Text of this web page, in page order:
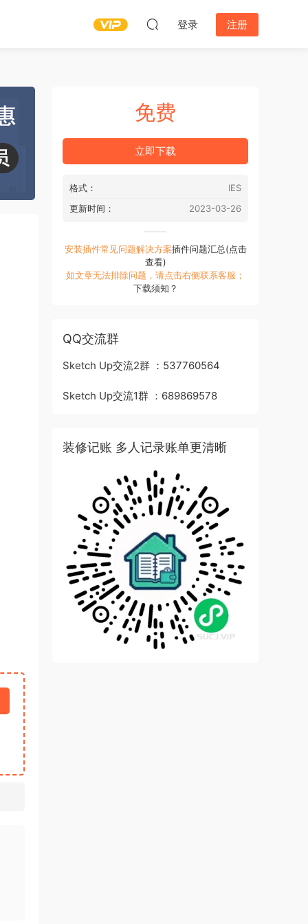
登录 注册
免费
立即下载
格式：
IES
更新时间：
2023-03-26
安装插件常见问题解决方案插件问题汇总(点击
查看)
如文章无法排除问题，请点击右侧联系客服；
下载须知？
QQ交流群
Sketch Up交流2群 ：537760564
Sketch Up交流1群 ：689869578
装修记账 多人记录账单更清晰